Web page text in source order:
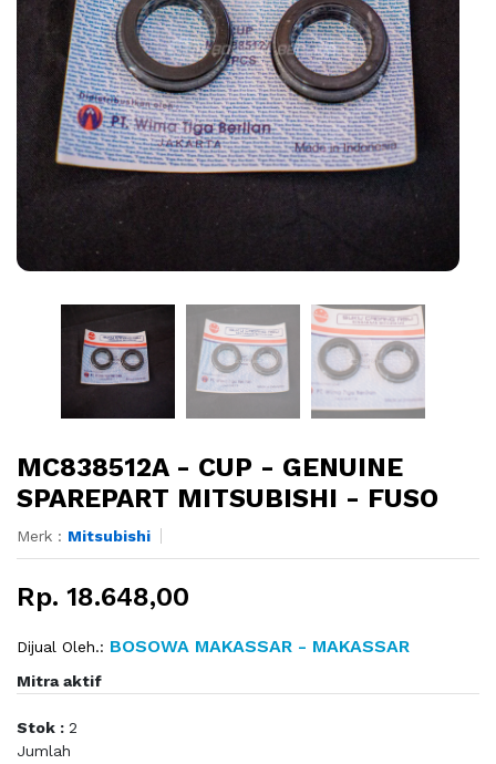
MC838512A - CUP - GENUINE
SPAREPART MITSUBISHI - FUSO
Merk : Mitsubishi
Rp. 18.648,00
Dijual Oleh.: BOSOWA MAKASSAR - MAKASSAR
Mitra aktif
Stok : 2
Jumlah